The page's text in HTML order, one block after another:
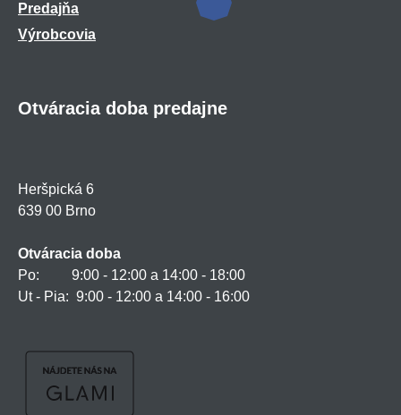
Predajňa
Výrobcovia
Otváracia doba predajne
Heršpická 6
639 00 Brno
Otváracia doba
Po: 9:00 - 12:00 a 14:00 - 18:00
Ut - Pia: 9:00 - 12:00 a 14:00 - 16:00